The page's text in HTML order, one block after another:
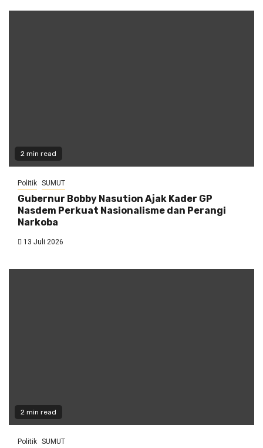
2 min read
Politik SUMUT
Gubernur Bobby Nasution Ajak Kader GP
Nasdem Perkuat Nasionalisme dan Perangi
Narkoba
13 Juli 2026
2 min read
Politik SUMUT